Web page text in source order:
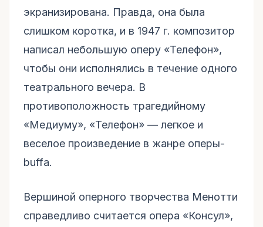
экранизирована. Правда, она была
слишком коротка, и в 1947 г. композитор
написал небольшую оперу «Телефон»,
чтобы они исполнялись в течение одного
театрального вечера. В
противоположность трагедийному
«Медиуму», «Телефон» — легкое и
веселое произведение в жанре оперы-
buffa.
Вершиной оперного творчества Менотти
справедливо считается опера «Консул»,